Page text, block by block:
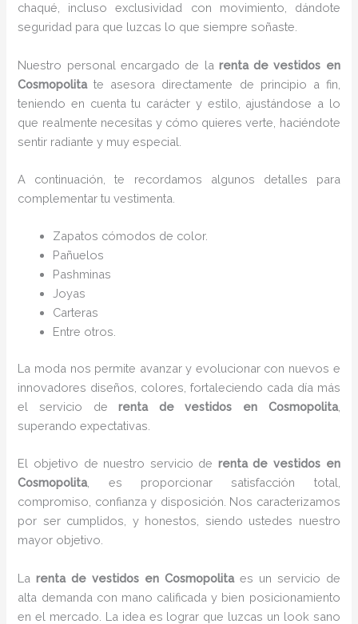
chaqué, incluso exclusividad con movimiento, dándote
seguridad para que luzcas lo que siempre soñaste.
Nuestro personal encargado de la renta de vestidos en
Cosmopolitate asesora directamente de principio a fin,
teniendo en cuenta tu carácter y estilo, ajustándose a lo
que realmente necesitas y cómo quieres verte, haciéndote
sentir radiante y muy especial.
A continuación, te recordamos algunos detalles para
complementar tu vestimenta.
Zapatos cómodos de color.
Pañuelos
Pashminas
Joyas
Carteras
Entre otros.
La moda nos permite avanzar y evolucionar con nuevos e
innovadores diseños, colores, fortaleciendo cada día más
el servicio derenta de vestidos en Cosmopolita,
superando expectativas.
El objetivo de nuestro servicio de renta de vestidos en
Cosmopolita, es proporcionar satisfacción total,
compromiso, confianza y disposición. Nos caracterizamos
por ser cumplidos, y honestos, siendo ustedes nuestro
mayor objetivo.
Larenta de vestidos en Cosmopolita es un servicio de
alta demanda con mano calificada y bien posicionamiento
en el mercado. La idea es lograr que luzcas un look sano